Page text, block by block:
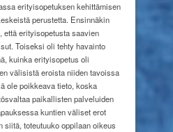
erityisopetuksen kehittämisen
perustetta. Ensinnäkin
erityisopetusta saavien
Toiseksi oli tehty havainto
kuinka erityisopetus oli
välisistä eroista niiden tavoissa
ole poikkeava tieto, koska
paikallisten palveluiden
kuntien väliset erot
siitä, toteutuuko oppilaan oikeus